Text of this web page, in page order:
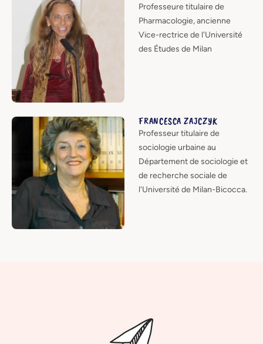
Professeure titulaire de
Pharmacologie, ancienne
Vice-rectrice de l'Université
des Études de Milan
FRANCESCA ZAJCZYK
Professeur titulaire de
sociologie urbaine au
Département de sociologie et
de recherche sociale de
l'Université de Milan-Bicocca.